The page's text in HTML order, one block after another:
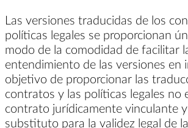
Las versiones traducidas de los
políticas legales se proporcionan
modo de la comodidad de facilitar
entendimiento de las versiones en
objetivo de proporcionar las
contratos y las políticas legales no
contrato jurídicamente vinculante
substituto para la validez legal de